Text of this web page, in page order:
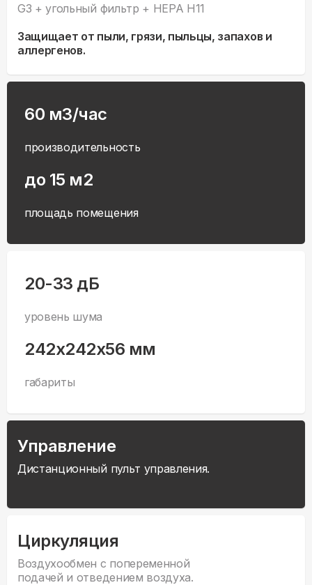
G3 + угольный фильтр + HEPA H11
Защищает от пыли, грязи, пыльцы, запахов и
аллергенов.
60 м3/час
производительность
до 15 м2
площадь помещения
20-33 дБ
уровень шума
242x242x56 мм
габариты
Управление
Дистанционный пульт управления.
Циркуляция
Воздухообмен с попеременной
подачей и отведением воздуха.